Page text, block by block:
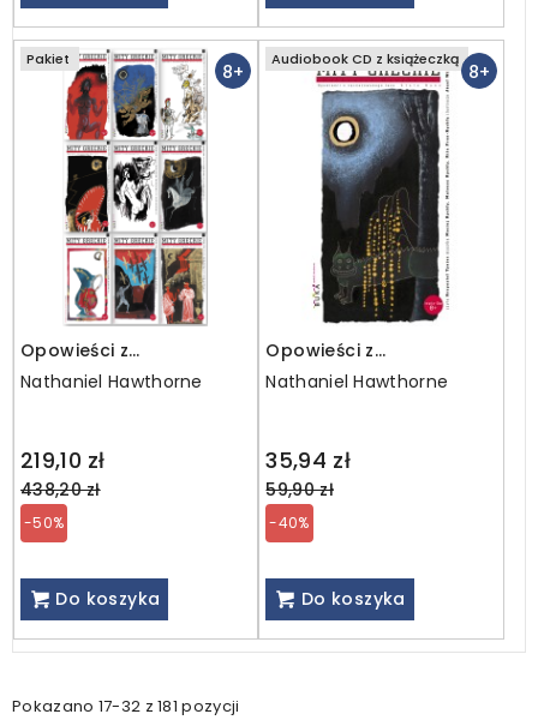
8+
Pakiet
Opowieści z
zaczarowanego lasu
PAKIET / 10 części
Nathaniel Hawthorne
219,10 zł
Regular
price
438,20 zł
-50%
Do koszyka
8+
Audiobook CD z książeczką
Opowieści z
zaczarowanego lasu.
Złote Runo
Nathaniel Hawthorne
35,94 zł
Regular
price
59,90 zł
-40%
Do koszyka
Pokazano 17-32 z 181 pozycji